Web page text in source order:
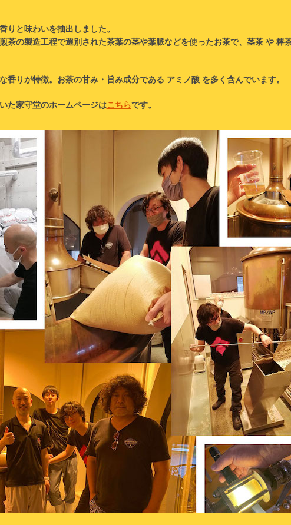
りと味わいを抽出しました。
茶の製造工程で選別された茶葉の茎や葉脈などを使ったお茶で、茎茶 や 棒
香りが特徴。お茶の甘み・旨み成分である アミノ酸 を多く含んでいます。
た家守堂のホームページはこちらです。